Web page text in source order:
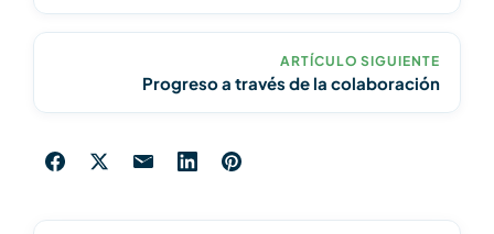
ARTÍCULO SIGUIENTE
Progreso a través de la colaboración